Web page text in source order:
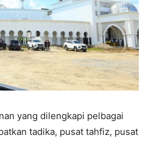
yang dilengkapi pelbagai
tadika, pusat tahfiz, pusat